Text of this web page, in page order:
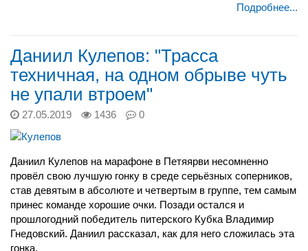
Подробнее...
Даниил Кулепов: "Трасса
техничная, на одном обрыве чуть
не упали втроем"
27.05.2019 1436 0
Даниил Кулепов на марафоне в Петяярви несомненно
провёл свою лучшую гонку в среде серьёзных соперников,
став девятым в абсолюте и четвертым в группе, тем самым
принес команде хорошие очки. Позади остался и
прошлогодний победитель питерского Кубка Владимир
Гнедовский. Даниил рассказал, как для него сложилась эта
гонка.